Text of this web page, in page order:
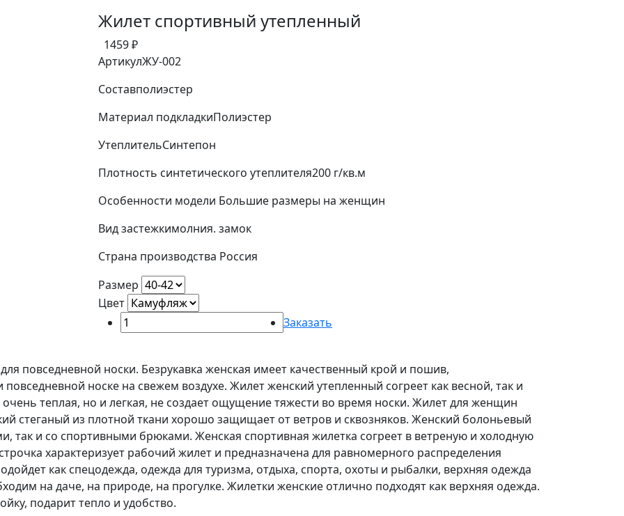
Жилет спортивный утепленный
1459 ₽
АртикулЖУ-002
Составполиэстер
Материал подкладкиПолиэстер
УтеплительСинтепон
Плотность синтетического утеплителя200 г/кв.м
Особенности модели Большие размеры на женщин
Вид застежкимолния. замок
Страна производства Россия
Размер
Цвет
Заказать
повседневной носки. Безрукавка женская имеет качественный крой и пошив,
носке на свежем воздухе. Жилет женский утепленный согреет как весной, так и
теплая, но и легкая, не создает ощущение тяжести во время носки. Жилет для женщин
стеганый из плотной ткани хорошо защищает от ветров и сквозняков. Женский болоньевый
так и со спортивными брюками. Женская спортивная жилетка согреет в ветреную и холодную
характеризует рабочий жилет и предназначена для равномерного распределения
как спецодежда, одежда для туризма, отдыха, спорта, охоты и рыбалки, верхняя одежда
на даче, на природе, на прогулке. Жилетки женские отлично подходят как верхняя одежда.
подарит тепло и удобство.